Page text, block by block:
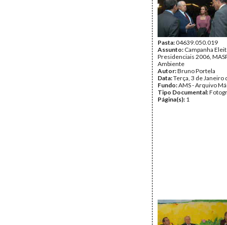
Pasta:04639.050.019
Assunto: Campanha
Presidenciais 2006,
Ambiente
Autor:Bruno Portela
Data:Terça, 3 de Janeiro
Fundo:AMS - Arquivo
Tipo Documental:
Página(s): 1